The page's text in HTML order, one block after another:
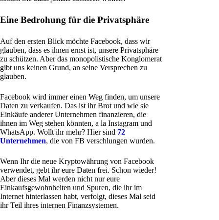
Eine Bedrohung für die Privatsphäre
Auf den ersten Blick möchte Facebook, dass wir
glauben, dass es ihnen ernst ist, unsere Privatsphäre
zu schützen. Aber das monopolistische Konglomerat
gibt uns keinen Grund, an seine Versprechen zu
glauben.
Facebook wird immer einen Weg finden, um unsere
Daten zu verkaufen. Das ist ihr Brot und wie sie
Einkäufe anderer Unternehmen finanzieren, die
ihnen im Weg stehen könnten, a la Instagram und
WhatsApp. Wollt ihr mehr? Hier sind 72
Unternehmen, die von FB verschlungen wurden.
Wenn Ihr die neue Kryptowährung von Facebook
verwendet, gebt ihr eure Daten frei. Schon wieder!
Aber dieses Mal werden nicht nur eure
Einkaufsgewohnheiten und Spuren, die ihr im
Internet hinterlassen habt, verfolgt, dieses Mal seid
ihr Teil ihres internen Finanzsystemen.